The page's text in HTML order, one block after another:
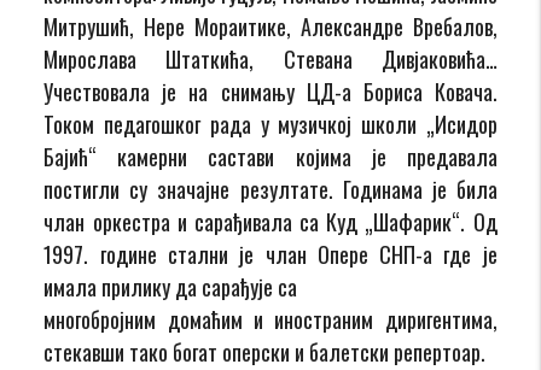
Митрушић, Нере Мораитике, Александре Вребалов,
Мирослава Штаткића, Стевана Дивјаковића…
Учествовала је на снимању ЦД-а Бориса Ковача.
Током педагошког рада у музичкој школи „Исидор
Бајић“ камерни састави којима је предавала
постигли су значајне резултате. Годинама је била
члан оркестра и сарађивала са Куд „Шафарик“. Од
1997. године стални је члан Опере СНП-а где је
имала прилику да сарађује са
многобројним домаћим и иностраним диригентима,
стекавши тако богат оперски и балетски репертоар.